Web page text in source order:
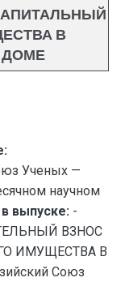
В
Ученых —
научном
выпуске: -
ВЗНОС
ИМУЩЕСТВА В
Союз